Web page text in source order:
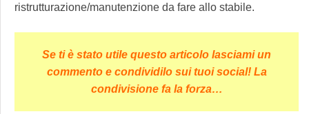
ristrutturazione/manutenzione da fare allo stabile.
Se ti è stato utile questo articolo lasciami un
commento e condividilo sui tuoi social! La
condivisione fa la forza…